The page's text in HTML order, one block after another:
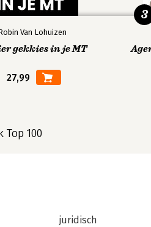
Van Lohuizen
gekkies in je MT
27,99
3
100
juridisch